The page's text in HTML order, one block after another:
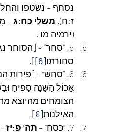
נסחף – נשטפו
ז:ח). משלי כח:ג –
(ירמיה מו).
5. “סחר” – [הסוחר
סחורתו[6]
].
6. “סחש” – [פירות הנספחים ונגררים אחר זריעת השנה הקודמת
אָכוֹל הַשָּׁנָה סָפִיחַ
הצומחים מהיוצא
האילנות[8]
.
7. “כסח” –
תה’ פ:יז –